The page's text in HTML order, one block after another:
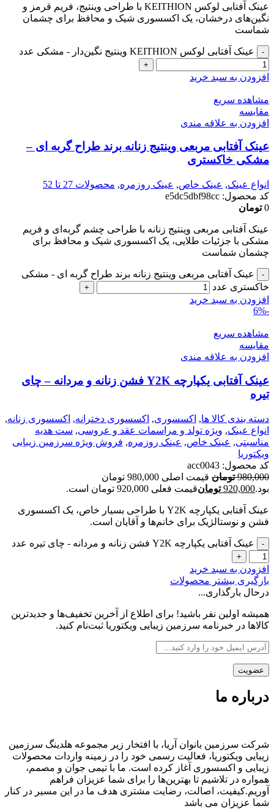
عینک آفتابی لوکس KEITHION با طراحی وینتیج، فریم قرمز و
نگین‌های درخشان، یک اکسسوری شیک و محافظ برای چشمان
شماست
عینک آفتابی لوکس KEITHION وینتیج نگین‌دار - مشکی عدد
افزودن به سبد خرید
مشاهده سریع
مقایسه
افزودن به علاقه مندی
عینک آفتابی مربعی وینتیج زنانه برند طراح گربه ای –
مشکی خاکستری
انواع عینک, عینک خاص, عینک روزمره, محصولات 27 تا 52
کد محصول: e5dc5dbf98cc
0 تومان
عینک آفتابی مربعی وینتیج زنانه با طراحی چشم گربه‌ای و فریم
مشکی با جزئیات طلایی، یک اکسسوری شیک و محافظ برای
چشمان شماست
عینک آفتابی مربعی وینتیج زنانه برند طراح گربه ای - مشکی
خاکستری عدد
افزودن به سبد خرید
-6%
مشاهده سریع
مقایسه
افزودن به علاقه مندی
عینک آفتابی یکپارچه Y2K فشن زنانه و مردانه – چای
تیره
دسته بندی کالا ها, اکسسوری, اکسسوری دخترانه, اکسسوری زنانه,
انواع عینک, ویژه تولد و مراسمات عقد و عروسی, ست هدیه
مناسبتی, عینک خاص, عینک روزمره, فروش ویژه سرزمین زیبایی
ویکتوریا
کد محصول: acc0043
980,000 تومان
قیمت اصلی 980,000 تومان
بود.920,000 تومانقیمت فعلی 920,000 تومان است.
عینک آفتابی یکپارچه Y2K با طراحی بسیار خاص، یک اکسسوری
فشن و نوستالژیک برای خانم‌ها و آقایان است.
عینک آفتابی یکپارچه Y2K فشن زنانه و مردانه - چای تیره عدد
افزودن به سبد خرید
بارگیری بیشتر محصولات
درحال بارگذاری...
همیشه اولین نفر باشید! برای اطلاع از آخرین تخفیف‌ها و جدیدترین
کالاها در خبرنامه سرزمین زیبایی ویکتوریا ثبت‌نام کنید.
درباره ما
شرکت سرزمین بانوان آریا، با افتخار زیر مجموعه هلدینگ سرزمین
زیبایی ویکتوریا، فعالیت رسمی خود را در زمینه واردات محصولات
زیبایی و اکسسوری آغاز کرده است. ما با تیمی جوان و مصمم،
همواره در تلاشیم تا بهترین‌ها را برای شما عزیزان فراهم
آوریم.کیفیت، اصالت، رضایت مشتری هدف ما در این مسیر در کنار
شما عزیزان می باشد